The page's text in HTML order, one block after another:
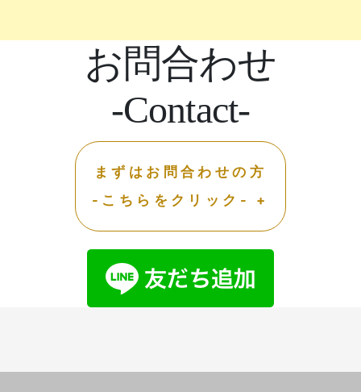
お問合わせ
-Contact-
まずはお問合わせの方
-こちらをクリック- +